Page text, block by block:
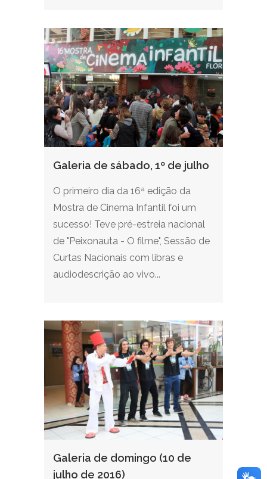
Galeria de sábado, 1º de julho
O primeiro dia da 16ª edição da
Mostra de Cinema Infantil foi um
sucesso! Teve pré-estreia nacional
de "Peixonauta - O filme", Sessão de
Curtas Nacionais com libras e
audiodescrição ao vivo...
Galeria de domingo (10 de
julho de 2016)